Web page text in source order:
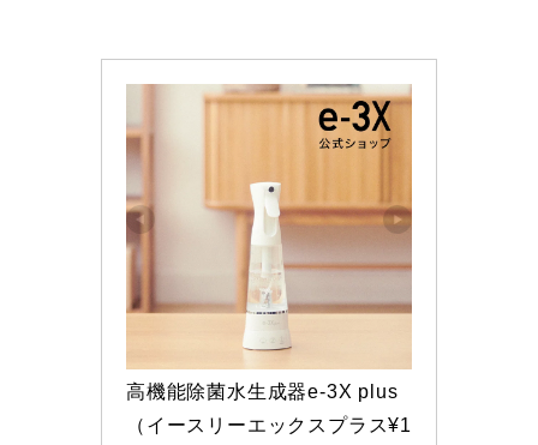
高機能除菌水生成器e-3X plus
（イースリーエックスプラス¥1